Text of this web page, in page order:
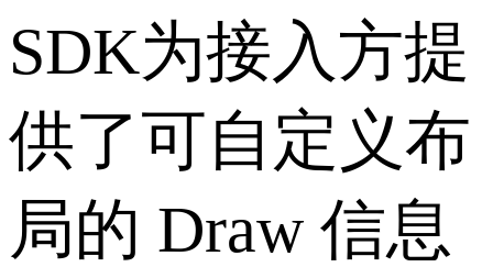
SDK为接入方提
供了可自定义布
局的 Draw 信息